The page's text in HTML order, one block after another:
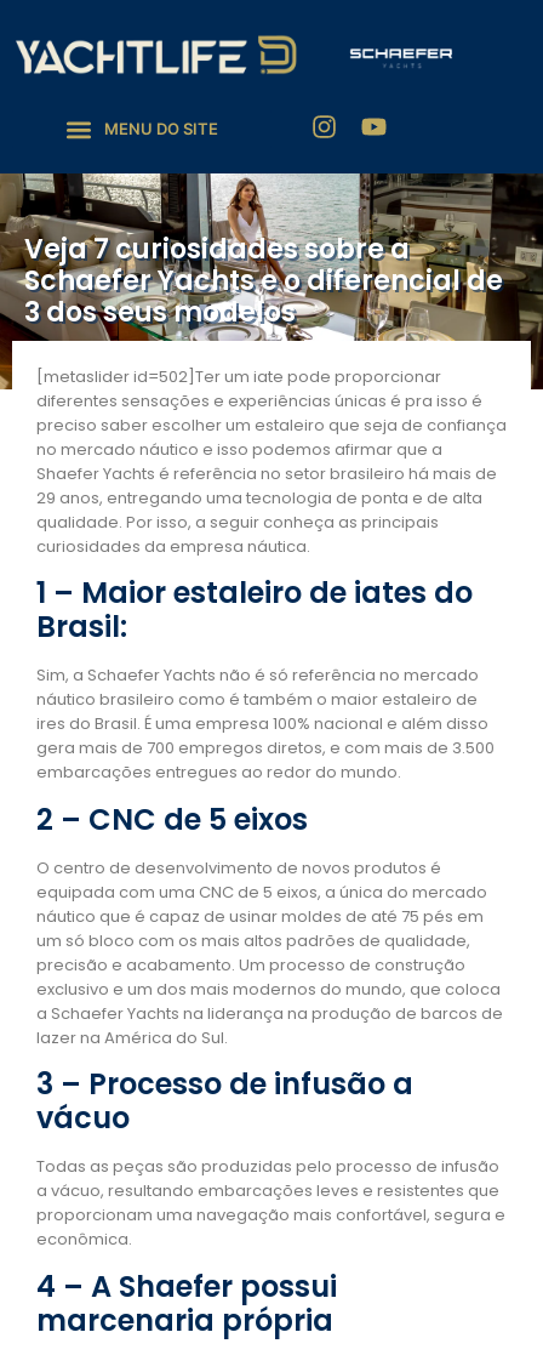
Veja 7 curiosidades sobre a
Schaefer Yachts e o diferencial de
3 dos seus modelos
[metaslider id=502]Ter um iate pode proporcionar
diferentes sensações e experiências únicas é pra isso é
preciso saber escolher um estaleiro que seja de confiança
no mercado náutico e isso podemos afirmar que a
Shaefer Yachts é referência no setor brasileiro há mais de
29 anos, entregando uma tecnologia de ponta e de alta
qualidade. Por isso, a seguir conheça as principais
curiosidades da empresa náutica.
1 – Maior estaleiro de iates do
Brasil:
Sim, a Schaefer Yachts não é só referência no mercado
náutico brasileiro como é também o maior estaleiro de
ires do Brasil. É uma empresa 100% nacional e além disso
gera mais de 700 empregos diretos, e com mais de 3.500
embarcações entregues ao redor do mundo.
2 – CNC de 5 eixos
O centro de desenvolvimento de novos produtos é
equipada com uma CNC de 5 eixos, a única do mercado
náutico que é capaz de usinar moldes de até 75 pés em
um só bloco com os mais altos padrões de qualidade,
precisão e acabamento. Um processo de construção
exclusivo e um dos mais modernos do mundo, que coloca
a Schaefer Yachts na liderança na produção de barcos de
lazer na América do Sul.
3 – Processo de infusão a
vácuo
Todas as peças são produzidas pelo processo de infusão
a vácuo, resultando embarcações leves e resistentes que
proporcionam uma navegação mais confortável, segura e
econômica.
4 – A Shaefer possui
marcenaria própria